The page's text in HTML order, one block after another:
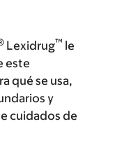
Lexidrug™ le
este
qué se usa,
y
cuidados de